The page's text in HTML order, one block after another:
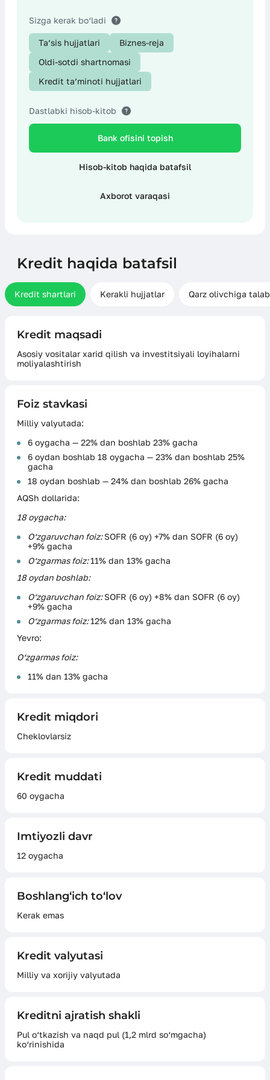
Sizga kerak bo‘ladi
Ta’sis hujjatlari
Biznes-reja
Oldi-sotdi shartnomasi
Kredit ta’minoti hujjatlari
Dastlabki hisob-kitob
Bank ofisini topish
Hisob-kitob haqida batafsil
Axborot varaqasi
Kredit haqida batafsil
Kredit shartlari Kerakli hujjatlar Qarz olivchiga
Kredit maqsadi
Asosiy vositalar xarid qilish va investitsiyali loyihalarni
moliyalashtirish
Foiz stavkasi
Milliy valyutada:
6 oygacha — 22% dan boshlab 23% gacha
6 oydan boshlab 18 oygacha — 23% dan boshlab 25%
gacha
18 oydan boshlab — 24% dan boshlab 26% gacha
AQSh dollarida:
18 oygacha:
O‘zgaruvchan foiz:SOFR (6 oy) +7% dan SOFR (6 oy)
+9% gacha
O‘zgarmas foiz:11% dan 13% gacha
18 oydan boshlab:
O‘zgaruvchan foiz:SOFR (6 oy) +8% dan SOFR (6 oy)
+9% gacha
O‘zgarmas foiz:12% dan 13% gacha
Yevro:
O‘zgarmas foiz:
11% dan 13% gacha
Kredit miqdori
Cheklovlarsiz
Kredit muddati
60 oygacha
Imtiyozli davr
12 oygacha
Boshlang‘ich to‘lov
Kerak emas
Kredit valyutasi
Milliy va xorijiy valyutada
Kreditni ajratish shakli
Pul o‘tkazish va naqd pul (1,2 mlrd so‘mgacha)
ko‘rinishida